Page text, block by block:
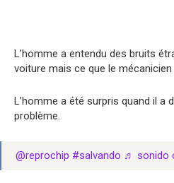
L’homme a entendu des bruits
voiture mais ce que le mécanicien
L’homme a été surpris quand il a
problème.
@reprochip #salvando ♬ sonido